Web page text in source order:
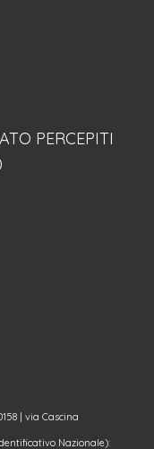
PERCEPITI
| via Cascina
Nazionale):